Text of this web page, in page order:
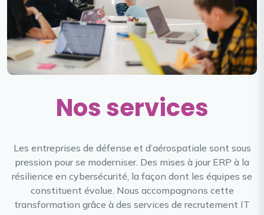
Nos services
Les entreprises de défense et d’aérospatiale sont sous
pression pour se moderniser. Des mises à jour ERP à la
résilience en cybersécurité, la façon dont les équipes se
constituent évolue. Nous accompagnons cette
transformation grâce à des services de recrutement IT